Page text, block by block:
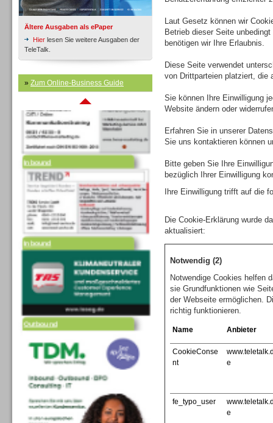
Ältere Ausgaben als ePaper
Hier lesen Sie weitere Ausgaben der
TeleTalk.
» Zum Online-Business Guide
Inbound
Inbound
Inbound
Outbound
Laut Gesetz können wir
Betrieb dieser Seite
benötigen wir Ihre Erlaubnis.
Diese Seite verwendet
von Drittparteien platziert, die
Sie können Ihre Einwilligung
Website ändern oder
Erfahren Sie in unserer
Sie uns kontaktieren können
Bitte geben Sie Ihre
bezüglich Ihrer Einwilligung
Ihre Einwilligung trifft auf die
Die Cookie-Erklärung wurde
aktualisiert:
Notwendig (2)
Notwendige Cookies helfen
sie Grundfunktionen wie
der Webseite ermöglichen.
richtig funktionieren.
Name Anbieter
CookieConse
nt
e
fe_typo_user
e